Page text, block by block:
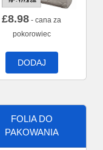
£8.98 - cana za
pokorowiec
DODAJ
FOLIA DO
PAKOWANIA